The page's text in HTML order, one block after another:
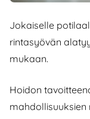
Jokaiselle
rintasyövän
mukaan.
Hoidon